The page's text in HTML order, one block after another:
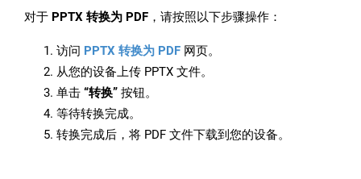
对于 PPTX 转换为 PDF ，请按照以下步骤操作：
访问 PPTX 转换为 PDF 网页。
从您的设备上传 PPTX 文件。
单击 “转换” 按钮。
等待转换完成。
转换完成后，将 PDF 文件下载到您的设备。